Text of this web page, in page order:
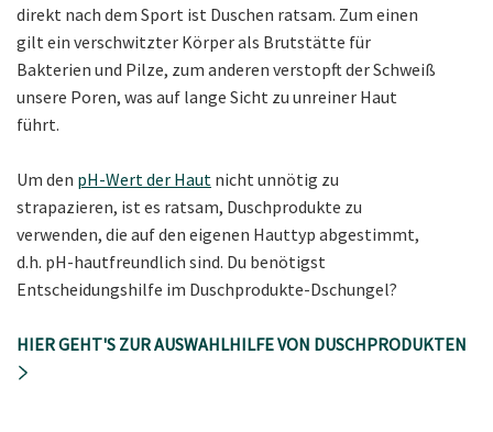
direkt nach dem Sport ist Duschen ratsam. Zum einen
gilt ein verschwitzter Körper als Brutstätte für
Bakterien und Pilze, zum anderen verstopft der Schweiß
unsere Poren, was auf lange Sicht zu unreiner Haut
führt.
Um den pH-Wert der Haut nicht unnötig zu
strapazieren, ist es ratsam, Duschprodukte zu
verwenden, die auf den eigenen Hauttyp abgestimmt,
d.h. pH-hautfreundlich sind. Du benötigst
Entscheidungshilfe im Duschprodukte-Dschungel?
HIER GEHT'S ZUR AUSWAHLHILFE VON DUSCHPRODUKTEN